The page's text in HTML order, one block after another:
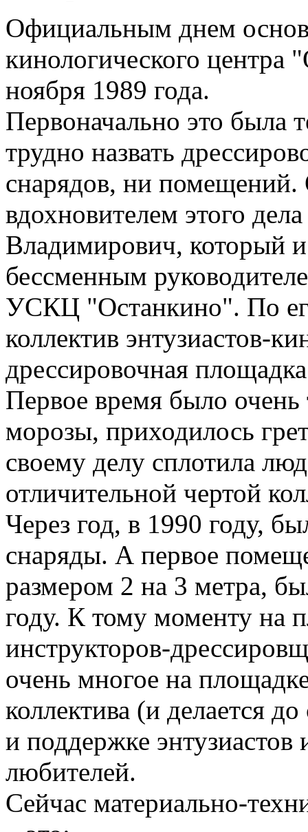
Официальным днем
кинологического центра
ноября 1989 года.
Первоначально это была
трудно назвать
снарядов, ни
вдохновителем этого
Владимирович, который
бессменным
УСКЦ "Останкино". По
коллектив энтузиастов-
дрессировочная
Первое время было
морозы, приходилось
своему делу сплотила
отличительной чертой
Через год, в 1990 году,
снаряды. А первое
размером 2 на 3 метра,
году. К тому моменту на
инструкторов-
очень многое на
коллектива (и делается
и поддержке энтузиастов
любителей.
Сейчас материально-